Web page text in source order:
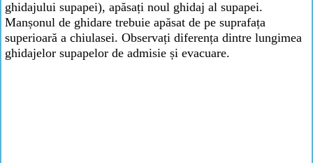
ghidajului supapei), apăsați noul ghidaj al supapei.
Manșonul de ghidare trebuie apăsat de pe suprafața
superioară a chiulasei. Observați diferența dintre lungimea
ghidajelor supapelor de admisie și evacuare.